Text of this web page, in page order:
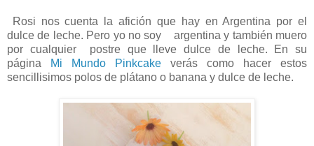
Rosi nos cuenta la afición que hay en Argentina por el
dulce de leche. Pero yo no soy argentina y también muero
por cualquier postre que lleve dulce de leche. En su
página
Mi Mundo Pinkcake verás como hacer estos
sencillisimos polos de plátano o banana y dulce de leche.